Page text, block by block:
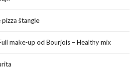
pizza štangle
make-up od Bourjois – Healthy mix